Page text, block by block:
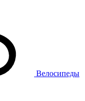
Велосипеды